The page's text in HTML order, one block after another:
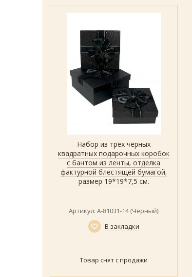
Быстрый просмотр
Показать
Набор из трёх чёрных
квадратных подарочных коробок
с бантом из ленты, отделка
фактурной блестящей бумагой,
размер 19*19*7,5 см.
Артикул: А-81031-14 (Чёрный)
В закладки
Товар снят с продажи